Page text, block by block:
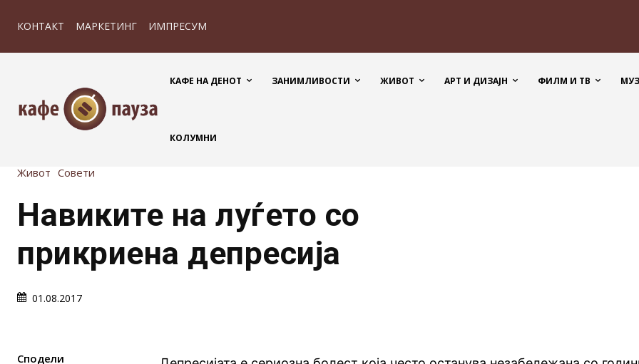
КОНТАКТ МАРКЕТИНГ ИМПРЕСУМ
КАФЕ НА ДЕНОТ ЗАНИМЛИВОСТИ ЖИВОТ АРТ И ДИЗАЈН ФИЛМ И ТВ
КОЛУМНИ
Живот Совети
Навиките на луѓето со
прикриена депресија
01.08.2017
Сподели